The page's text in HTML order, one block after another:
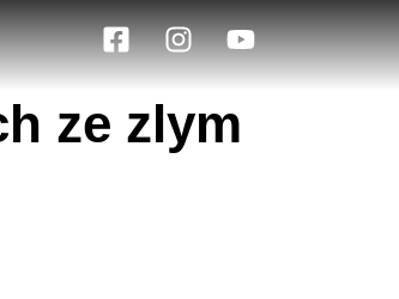
ze zlym